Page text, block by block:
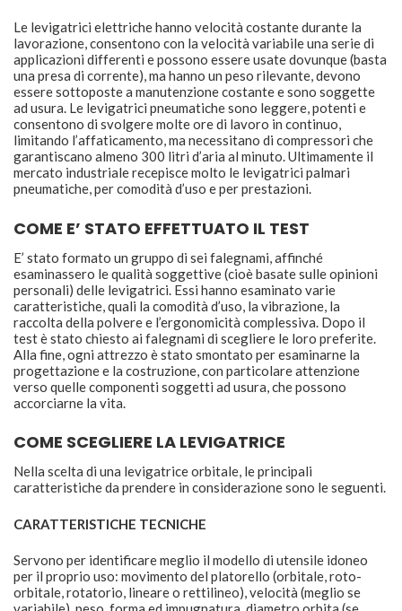
Le levigatrici elettriche hanno velocità costante durante la
lavorazione, consentono con la velocità variabile una serie di
applicazioni differenti e possono essere usate dovunque (basta
una presa di corrente), ma hanno un peso rilevante, devono
essere sottoposte a manutenzione costante e sono soggette
ad usura. Le levigatrici pneumatiche sono leggere, potenti e
consentono di svolgere molte ore di lavoro in continuo,
limitando l’affaticamento, ma necessitano di compressori che
garantiscano almeno 300 litri d’aria al minuto. Ultimamente il
mercato industriale recepisce molto le levigatrici palmari
pneumatiche, per comodità d’uso e per prestazioni.
COME E’ STATO EFFETTUATO IL TEST
E’ stato formato un gruppo di sei falegnami, affinché
esaminassero le qualità soggettive (cioè basate sulle opinioni
personali) delle levigatrici. Essi hanno esaminato varie
caratteristiche, quali la comodità d’uso, la vibrazione, la
raccolta della polvere e l’ergonomicità complessiva. Dopo il
test è stato chiesto ai falegnami di scegliere le loro preferite.
Alla fine, ogni attrezzo è stato smontato per esaminarne la
progettazione e la costruzione, con particolare attenzione
verso quelle componenti soggetti ad usura, che possono
accorciarne la vita.
COME SCEGLIERE LA LEVIGATRICE
Nella scelta di una levigatrice orbitale, le principali
caratteristiche da prendere in considerazione sono le seguenti.
CARATTERISTICHE TECNICHE
Servono per identificare meglio il modello di utensile idoneo
per il proprio uso: movimento del platorello (orbitale, roto-
orbitale, rotatorio, lineare o rettilineo), velocità (meglio se